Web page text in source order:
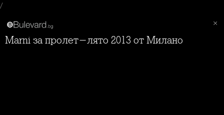
/
Marni за пролет-лято 2013 от Милано